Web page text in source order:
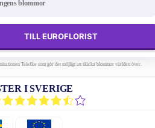
blommor
TILL EUROFLORIST
Teleflor som gör det möjligt att skicka blommor världen över.
I SVERIGE